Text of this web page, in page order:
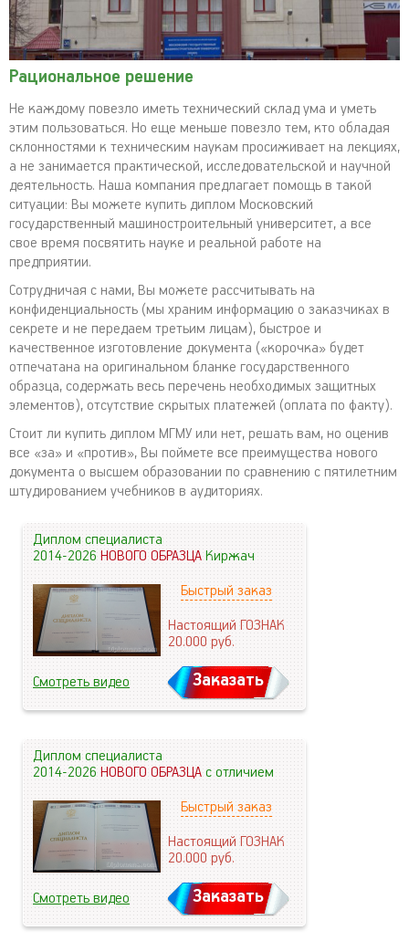
Рациональное решение
Не каждому повезло иметь технический склад ума и уметь
этим пользоваться. Но еще меньше повезло тем, кто обладая
склонностями к техническим наукам просиживает на лекциях,
а не занимается практической, исследовательской и научной
деятельность. Наша компания предлагает помощь в такой
ситуации: Вы можете купить диплом Московский
государственный машиностроительный университет, а все
свое время посвятить науке и реальной работе на
предприятии.
Сотрудничая с нами, Вы можете рассчитывать на
конфиденциальность (мы храним информацию о заказчиках в
секрете и не передаем третьим лицам), быстрое и
качественное изготовление документа («корочка» будет
отпечатана на оригинальном бланке государственного
образца, содержать весь перечень необходимых защитных
элементов), отсутствие скрытых платежей (оплата по факту).
Стоит ли купить диплом МГМУ или нет, решать вам, но оценив
все «за» и «против», Вы поймете все преимущества нового
документа о высшем образовании по сравнению с пятилетним
штудированием учебников в аудиториях.
Диплом специалиста
2014-2026НОВОГО ОБРАЗЦАКиржач
Быстрый заказ
Настоящий ГОЗНАК
20.000руб.
Смотреть видео Заказать
Диплом специалиста
2014-2026НОВОГО ОБРАЗЦАс отличием
Быстрый заказ
Настоящий ГОЗНАК
20.000руб.
Смотреть видео Заказать